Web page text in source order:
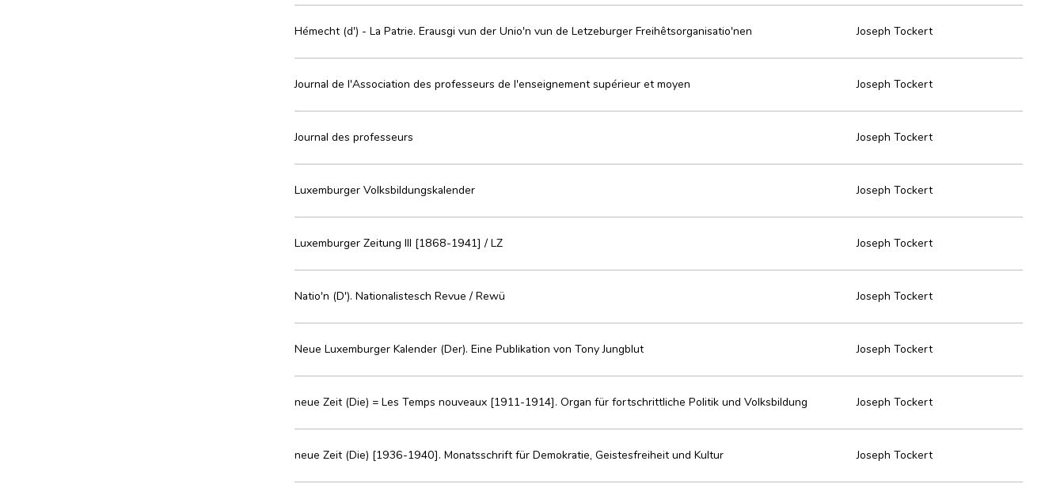
Hémecht (d') - La Patrie. Erausgi vun der Unio'n vun de Letzeburger Freihêtsorganisatio'nen Joseph Tockert
Journal de l'Association des professeurs de l'enseignement supérieur et moyen Joseph Tockert
Journal des professeurs Joseph Tockert
Luxemburger Volksbildungskalender Joseph Tockert
Luxemburger Zeitung III [1868-1941] / LZ Joseph Tockert
Natio'n (D'). Nationalistesch Revue / Rewü Joseph Tockert
Neue Luxemburger Kalender (Der). Eine Publikation von Tony Jungblut Joseph Tockert
neue Zeit (Die) = Les Temps nouveaux [1911-1914]. Organ für fortschrittliche Politik und Volksbildung Joseph Tockert
neue Zeit (Die) [1936-1940]. Monatsschrift für Demokratie, Geistesfreiheit und Kultur Joseph Tockert